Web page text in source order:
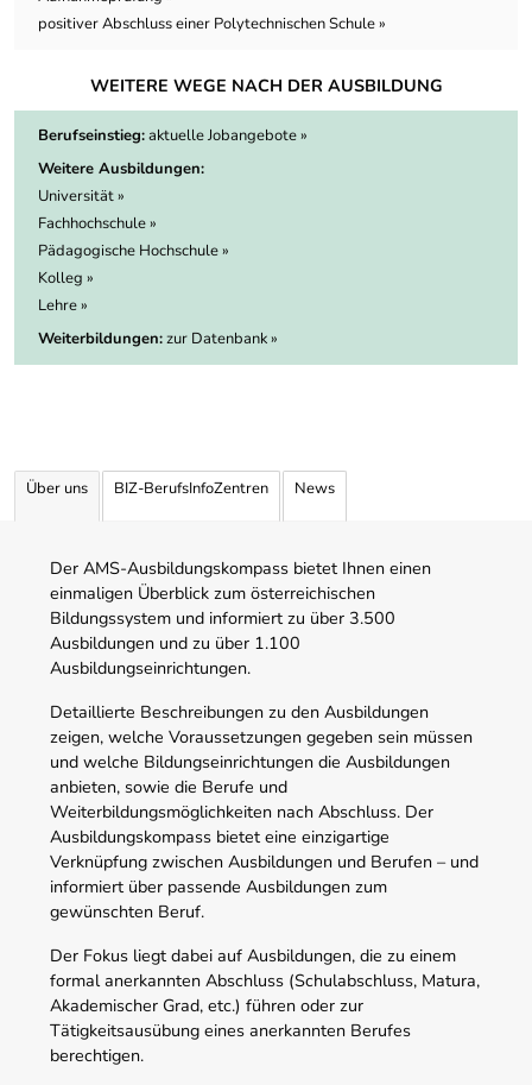
positiver Abschluss einer Polytechnischen Schule »
WEITERE WEGE NACH DER AUSBILDUNG
Berufseinstieg:aktuelle Jobangebote »
Weitere Ausbildungen:
Universität »
Fachhochschule »
Pädagogische Hochschule »
Kolleg »
Lehre »
Weiterbildungen:zur Datenbank »
Über uns BIZ-BerufsInfoZentren News
Der AMS-Ausbildungskompass bietet Ihnen einen
einmaligen Überblick zum österreichischen
Bildungssystem und informiert zu über 3.500
Ausbildungen und zu über 1.100
Ausbildungseinrichtungen.
Detaillierte Beschreibungen zu den Ausbildungen
zeigen, welche Voraussetzungen gegeben sein müssen
und welche Bildungseinrichtungen die Ausbildungen
anbieten, sowie die Berufe und
Weiterbildungsmöglichkeiten nach Abschluss. Der
Ausbildungskompass bietet eine einzigartige
Verknüpfung zwischen Ausbildungen und Berufen – und
informiert über passende Ausbildungen zum
gewünschten Beruf.
Der Fokus liegt dabei auf Ausbildungen, die zu einem
formal anerkannten Abschluss (Schulabschluss, Matura,
Akademischer Grad, etc.) führen oder zur
Tätigkeitsausübung eines anerkannten Berufes
berechtigen.